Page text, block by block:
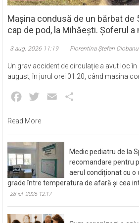
Mașina condusă de un bărbat de
cap de pod, la Mihăești. Șoferul a
3 aug. 2026 11:19 Florentina Ștefan Ciobanu
Un grav accident de circulație a avut loc
august, în jurul orei 01.20, când mașina
Facebook
Twitter Email
Read More
Medic pediatru de la
recomandare pentru
aerul condiționat cu
grade între temperatura de afară și cea
28 iul. 2026 12:17